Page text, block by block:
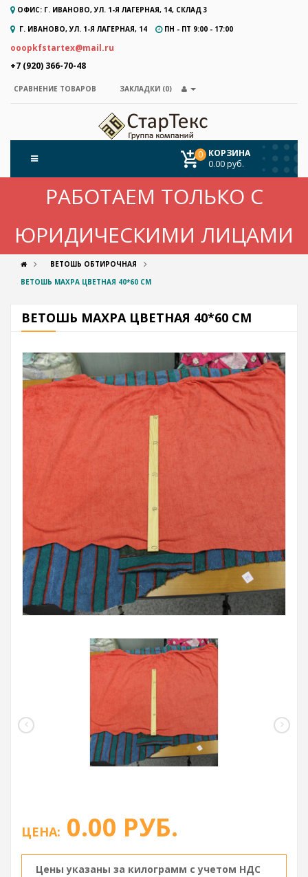
ОФИС: Г. ИВАНОВО, УЛ. 1-Я ЛАГЕРНАЯ, 14, СКЛАД 3
Г. ИВАНОВО, УЛ. 1-Я ЛАГЕРНАЯ, 14
ПН - ПТ 9:00 - 17:00
ooopkfstartex@mail.ru
+7 (920) 366-70-48
СРАВНЕНИЕ ТОВАРОВ ЗАКЛАДКИ (0)
КОРЗИНА
0
0.00 руб.
РАБОТАЕМ ТОЛЬКО С
ЮРИДИЧЕСКИМИ ЛИЦАМИ
ВЕТОШЬ ОБТИРОЧНАЯ
ВЕТОШЬ МАХРА ЦВЕТНАЯ 40*60 СМ
ВЕТОШЬ МАХРА ЦВЕТНАЯ 40*60 СМ
ЦЕНА: 0.00 РУБ.
Цены указаны за килограмм с учетом НДС